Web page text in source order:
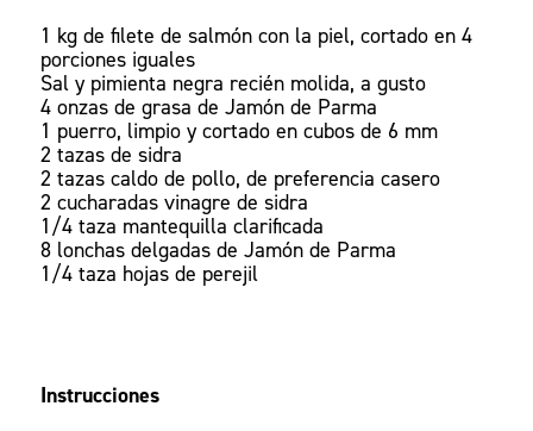
1 kg de filete de salmón con la piel, cortado en 4
porciones iguales
Sal y pimienta negra recién molida, a gusto
4 onzas de grasa de Jamón de Parma
1 puerro, limpio y cortado en cubos de 6 mm
2 tazas de sidra
2 tazas caldo de pollo, de preferencia casero
2 cucharadas vinagre de sidra
1/4 taza mantequilla clarificada
8 lonchas delgadas de Jamón de Parma
1/4 taza hojas de perejil
Instrucciones